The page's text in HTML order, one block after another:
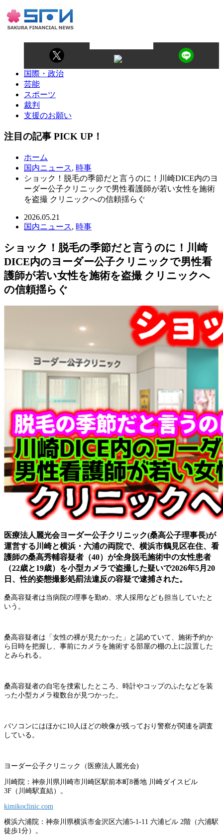
国際・政治
芸能
スポーツ
裁判
支援のお願い
注目の記事 PICK UP！
ホーム
国内ニュース, 時事
ショック！脱毛の季節だと言うのに！川崎DICE内のヨ
ーダー公子クリニックで男性看護師が若い女性を施術
を盗撮 クリニックへの信頼揺らぐ
2026.05.21
国内ニュース, 時事
ショック！脱毛の季節だと言うのに！川崎
DICE内のヨーダー公子クリニックで男性看
護師が若い女性を施術を盗撮 クリニックへ
の信頼揺らぐ
医療法人麗光会ヨーダー公子クリニック(桑高公子理事長)が
運営する川崎と横浜・六浦の両院で、横浜市鶴見区在住、看
護師の桑高秀輔容疑者（40）が全身脱毛施術中の女性患者
（22歳と19歳）を小型カメラで盗撮した疑いで2026年5月20
日、性的姿態撮影処罰法違反の容疑で逮捕された。
桑高容疑者は当病院の理事を勤め、求人採用なども担当していたと
いう。
桑高容疑者は「女性の裸が見たかった」と認めていて、施術予約か
ら日時を把握し、事前にカメラを施術する部屋の棚の上に設置した
とみられる。
桑高容疑者の自宅を捜索したところ、時計やコップのふたなどを装
った小型カメラ複数台が見つかった。
パソコンにはほかに10人ほどの映像が残っており警察が関連を調査
している。
ヨーダー公子クリニック（医療法人麗光会)
川崎院：神奈川県川崎市川崎区駅前本町8番地 川崎ダイスビル
3F（川崎駅直結）。
kimikoclinic.com
横浜六浦院：神奈川県横浜市金沢区六浦5-1-11 六浦ビル 2階（六浦駅
徒歩1分）。